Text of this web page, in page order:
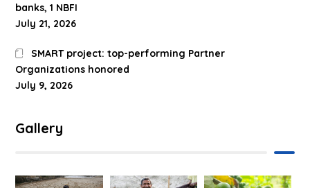
banks, 1 NBFI
July 21, 2026
SMART project: top-performing Partner
Organizations honored
July 9, 2026
Gallery